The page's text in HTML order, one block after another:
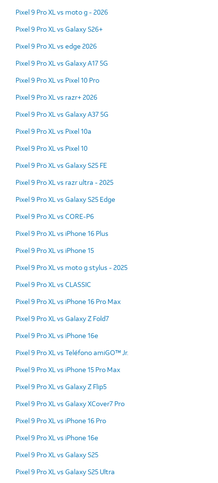
Pixel 9 Pro XL vs moto g - 2026
Pixel 9 Pro XL vs Galaxy S26+
Pixel 9 Pro XL vs edge 2026
Pixel 9 Pro XL vs Galaxy A17 5G
Pixel 9 Pro XL vs Pixel 10 Pro
Pixel 9 Pro XL vs razr+ 2026
Pixel 9 Pro XL vs Galaxy A37 5G
Pixel 9 Pro XL vs Pixel 10a
Pixel 9 Pro XL vs Pixel 10
Pixel 9 Pro XL vs Galaxy S25 FE
Pixel 9 Pro XL vs razr ultra - 2025
Pixel 9 Pro XL vs Galaxy S25 Edge
Pixel 9 Pro XL vs CORE-P6
Pixel 9 Pro XL vs iPhone 16 Plus
Pixel 9 Pro XL vs iPhone 15
Pixel 9 Pro XL vs moto g stylus - 2025
Pixel 9 Pro XL vs CLASSIC
Pixel 9 Pro XL vs iPhone 16 Pro Max
Pixel 9 Pro XL vs Galaxy Z Fold7
Pixel 9 Pro XL vs iPhone 16e
Pixel 9 Pro XL vs Teléfono amiGO™ Jr.
Pixel 9 Pro XL vs iPhone 15 Pro Max
Pixel 9 Pro XL vs Galaxy Z Flip5
Pixel 9 Pro XL vs Galaxy XCover7 Pro
Pixel 9 Pro XL vs iPhone 16 Pro
Pixel 9 Pro XL vs iPhone 16e
Pixel 9 Pro XL vs Galaxy S25
Pixel 9 Pro XL vs Galaxy S25 Ultra